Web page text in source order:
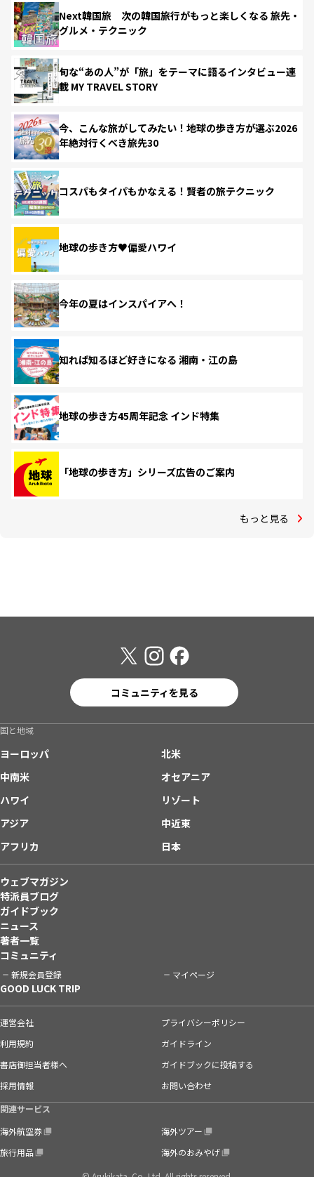
Next韓国旅 次の韓国旅行がもっと楽しくなる 旅先・
グルメ・テクニック
旬な“あの人”が「旅」をテーマに語るインタビュー連
載 MY TRAVEL STORY
今、こんな旅がしてみたい！地球の歩き方が選ぶ2026
年絶対行くべき旅先30
コスパもタイパもかなえる！賢者の旅テクニック
地球の歩き方♥偏愛ハワイ
今年の夏はインスパイアへ！
知れば知るほど好きになる 湘南・江の島
地球の歩き方45周年記念 インド特集
「地球の歩き方」シリーズ広告のご案内
もっと見る
コミュニティを見る
国と地域
ヨーロッパ
北米
中南米
オセアニア
ハワイ
リゾート
アジア
中近東
アフリカ
日本
ウェブマガジン
特派員ブログ
ガイドブック
ニュース
著者一覧
コミュニティ
新規会員登録 マイページ
GOOD LUCK TRIP
運営会社
プライバシーポリシー
利用規約
ガイドライン
書店御担当者様へ
ガイドブックに投稿する
採用情報
お問い合わせ
関連サービス
海外航空券
海外ツアー
旅行用品
海外のおみやげ